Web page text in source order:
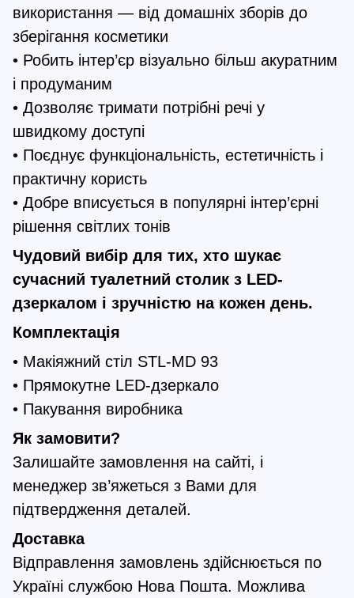
використання — від домашніх зборів до
зберігання косметики
• Робить інтер’єр візуально більш акуратним
і продуманим
• Дозволяє тримати потрібні речі у
швидкому доступі
• Поєднує функціональність, естетичність і
практичну користь
• Добре вписується в популярні інтер’єрні
рішення світлих тонів
Чудовий вибір для тих, хто шукає
сучасний туалетний столик з LED-
дзеркалом і зручністю на кожен день.
Комплектація
• Макіяжний стіл STL-MD 93
• Прямокутне LED-дзеркало
• Пакування виробника
Як замовити?
Залишайте замовлення на сайті, і
менеджер зв’яжеться з Вами для
підтвердження деталей.
Доставка
Відправлення замовлень здійснюється по
Україні службою Нова Пошта. Можлива